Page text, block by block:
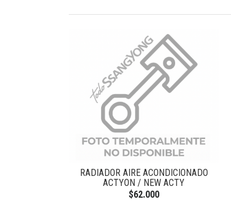
RADIADOR AIRE ACONDICIONADO
ACTYON / NEW ACTY
$62.000